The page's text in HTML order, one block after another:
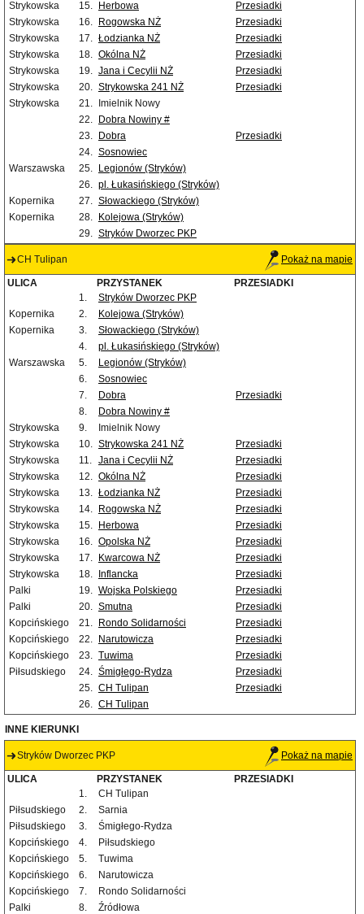
Strykowska
15. Herbowa
Przesiadki
Strykowska
16. Rogowska NŻ
Przesiadki
Strykowska
17. Łodzianka NŻ
Przesiadki
Strykowska
18. Okólna NŻ
Przesiadki
Strykowska
19. Jana i Cecylii NŻ
Przesiadki
Strykowska
20. Strykowska 241 NŻ
Przesiadki
Strykowska
21.
Imielnik Nowy
22.
Dobra Nowiny #
23.
Dobra
Przesiadki
24. Sosnowiec
Warszawska
25.
Legionów (Stryków)
26. pl. Łukasińskiego (Stryków)
Kopernika
27. Słowackiego (Stryków)
Kopernika
28.
Kolejowa (Stryków)
29. Stryków Dworzec PKP
CH Tulipan Pokaż na mapie
ULICA PRZYSTANEK
PRZESIADKI
1.
Stryków Dworzec PKP
Kopernika
2.
Kolejowa (Stryków)
Kopernika
3.
Słowackiego (Stryków)
4.
pl. Łukasińskiego (Stryków)
Warszawska
5.
Legionów (Stryków)
6.
Sosnowiec
7.
Dobra
Przesiadki
8.
Dobra Nowiny #
Strykowska
9.
Imielnik Nowy
Strykowska
10. Strykowska 241 NŻ
Przesiadki
Strykowska
11. Jana i Cecylii NŻ
Przesiadki
Strykowska
12. Okólna NŻ
Przesiadki
Strykowska
13. Łodzianka NŻ
Przesiadki
Strykowska
14. Rogowska NŻ
Przesiadki
Strykowska
15. Herbowa
Przesiadki
Strykowska
16. Opolska NŻ
Przesiadki
Strykowska
17. Kwarcowa NŻ
Przesiadki
Strykowska
18. Inflancka
Przesiadki
Palki
19. Wojska Polskiego
Przesiadki
Palki
20. Smutna
Przesiadki
Kopcińskiego
21. Rondo Solidarności
Przesiadki
Kopcińskiego
22. Narutowicza
Przesiadki
Kopcińskiego
23. Tuwima
Przesiadki
Piłsudskiego
24. Śmigłego-Rydza
Przesiadki
25. CH Tulipan
Przesiadki
26. CH Tulipan
INNE KIERUNKI
Stryków Dworzec PKP Pokaż na mapie
ULICA PRZYSTANEK
PRZESIADKI
1.
CH Tulipan
Piłsudskiego
2.
Sarnia
Piłsudskiego
3.
Śmigłego-Rydza
Kopcińskiego
4.
Piłsudskiego
Kopcińskiego
5.
Tuwima
Kopcińskiego
6.
Narutowicza
Kopcińskiego
7.
Rondo Solidarności
Palki
8.
Źródłowa